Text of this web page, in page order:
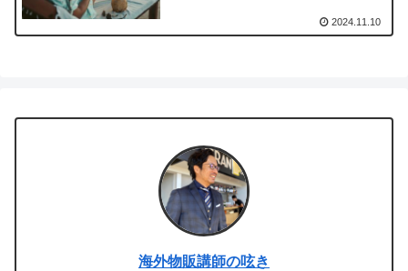
2024.11.10
海外物販講師の呟き